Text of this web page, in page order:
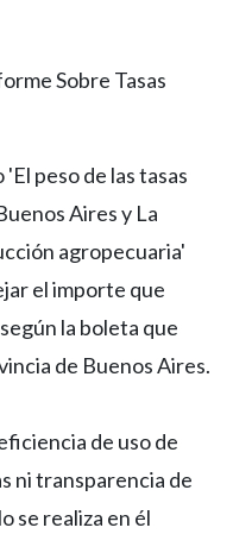
Sobre Tasas
peso de las tasas
Aires y La
agropecuaria'
el importe que
la boleta que
de Buenos Aires.
de uso de
ni transparencia de
se realiza en él